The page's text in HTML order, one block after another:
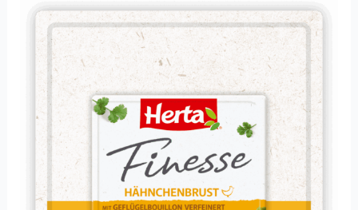
Hähnchenbrust
Curry